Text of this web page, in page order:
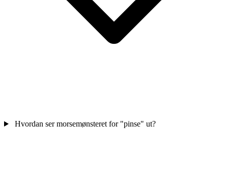
Hvordan ser morsemønsteret for "pinse" ut?